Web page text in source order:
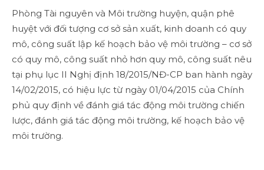
Phòng Tài nguyên và Môi trường huyện, quận phê
huyệt với đối tượng cơ sở sản xuất, kinh doanh có quy
mô, công suất lập kế hoạch bảo vệ môi trường – cơ sở
có quy mô, công suất nhỏ hơn quy mô, công suất nêu
tại phụ lục II Nghị định 18/2015/NĐ-CP ban hành ngày
14/02/2015, có hiệu lực từ ngày 01/04/2015 của Chính
phủ quy định về đánh giá tác động môi trường chiến
lược, đánh giá tác động môi trường, kế hoạch bảo vệ
môi trường.